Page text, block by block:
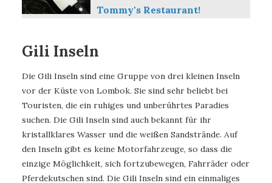
Tommy's Restaurant!
Gili Inseln
Die Gili Inseln sind eine Gruppe von drei kleinen Inseln
vor der Küste von Lombok. Sie sind sehr beliebt bei
Touristen, die ein ruhiges und unberührtes Paradies
suchen. Die Gili Inseln sind auch bekannt für ihr
kristallklares Wasser und die weißen Sandstrände. Auf
den Inseln gibt es keine Motorfahrzeuge, so dass die
einzige Möglichkeit, sich fortzubewegen, Fahrräder oder
Pferdekutschen sind. Die Gili Inseln sind ein einmaliges